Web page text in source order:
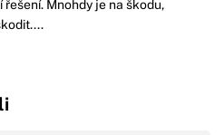
Mnohdy je na škodu,